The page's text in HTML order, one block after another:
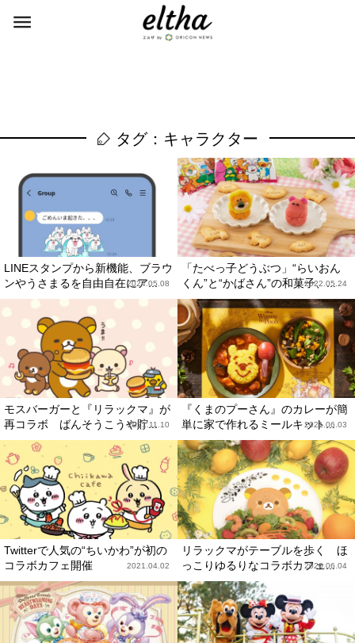
タグ：キャラクター
LINEスタンプから新機能、ブラウ
ンやうさまるを自由自在にア...
2024.05.08
「たべっ子どうぶつ」“らいおん
くん”と“かばさん”の和菓子、...
2022.05.24
モスバーガーと『リラックマ』が
再コラボ ばんそうこうや貯...
2021.11.10
『くまのプーさん』のカレーが簡
単に家で作れるミールキット...
2021.06.03
Twitterで人気の“ちいかわ”が初の
コラボカフェ開催
2021.04.02
リラックマがテーブルを歩く ほ
っこりゆるりなコラボカフェ...
2020.06.04